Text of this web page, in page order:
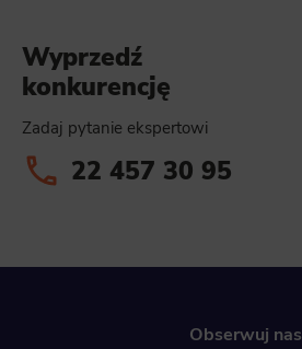
Wyprzedź
konkurencję
Zadaj pytanie ekspertowi
22 457 30 95
Obserwuj nas